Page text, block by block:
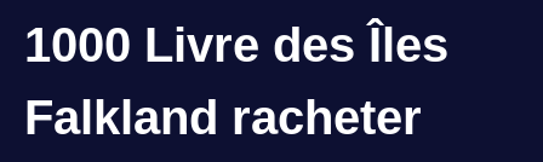
1000 Livre des Îles
Falkland racheter